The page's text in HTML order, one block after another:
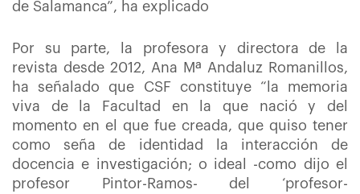
de Salamanca”, ha explicado
Por su parte, la profesora y directora de la
revista desde 2012, Ana Mª Andaluz Romanillos,
ha señalado que CSF constituye “la memoria
viva de la Facultad en la que nació y del
momento en el que fue creada, que quiso tener
como seña de identidad la interacción de
docencia e investigación; o ideal -como dijo el
profesor Pintor-Ramos- del ‘profesor-